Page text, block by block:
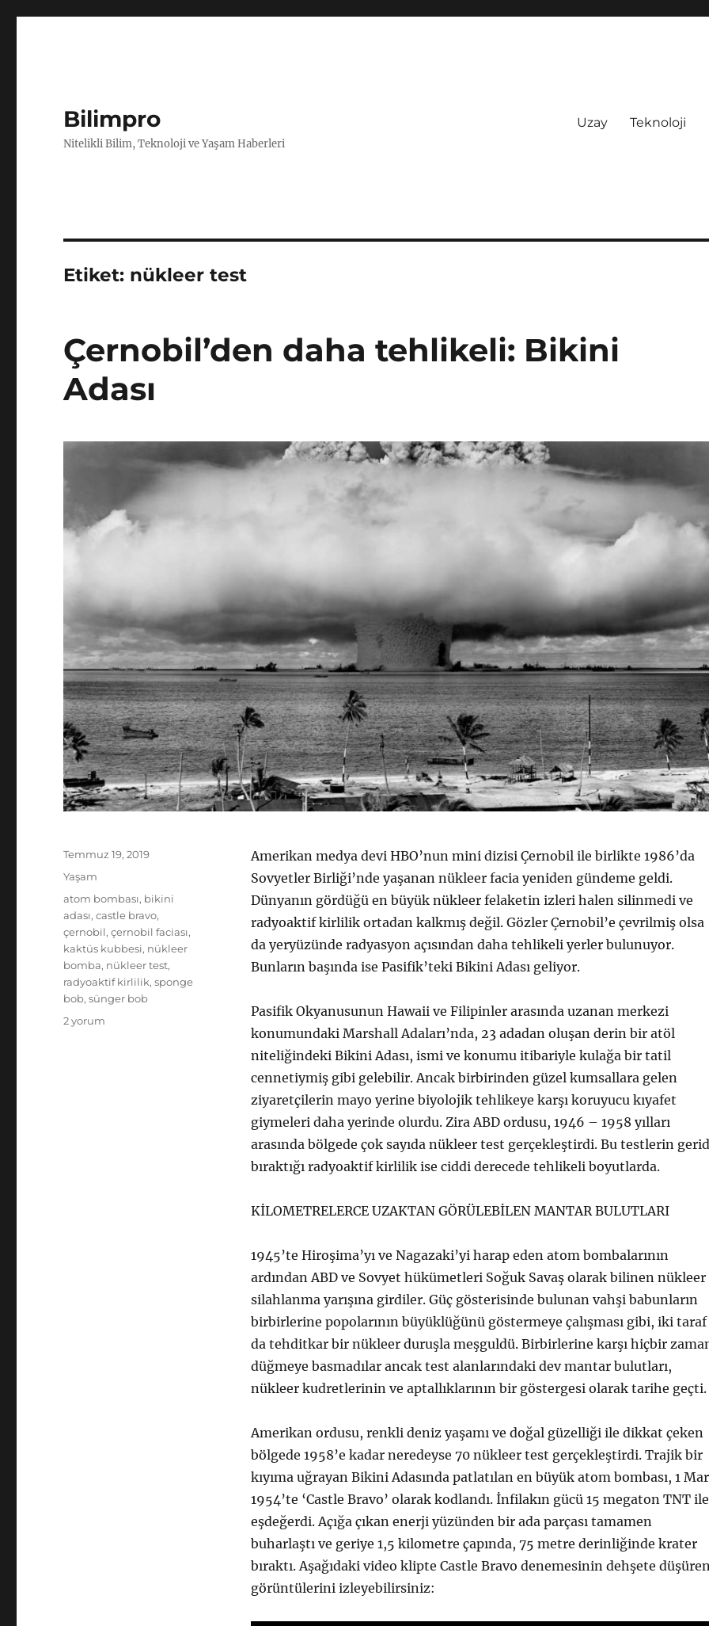
Bilimpro
Nitelikli Bilim, Teknoloji ve Yaşam Haberleri
Uzay Teknoloji
Etiket: nükleer test
Çernobil’den daha tehlikeli: Bikini
Adası
Amerikan medya devi HBO’nun mini dizisi Çernobil ile birlikte 1986’da
Sovyetler Birliği’nde yaşanan nükleer facia yeniden gündeme geldi.
Dünyanın gördüğü en büyük nükleer felaketin izleri halen silinmedi ve
radyoaktif kirlilik ortadan kalkmış değil. Gözler Çernobil’e çevrilmiş olsa
da yeryüzünde radyasyon açısından daha tehlikeli yerler bulunuyor.
Bunların başında ise Pasifik’teki Bikini Adası geliyor.
Pasifik Okyanusunun Hawaii ve Filipinler arasında uzanan merkezi
konumundaki Marshall Adaları’nda, 23 adadan oluşan derin bir atöl
niteliğindeki Bikini Adası, ismi ve konumu itibariyle kulağa bir tatil
cennetiymiş gibi gelebilir. Ancak birbirinden güzel kumsallara gelen
ziyaretçilerin mayo yerine biyolojik tehlikeye karşı koruyucu kıyafet
giymeleri daha yerinde olurdu. Zira ABD ordusu, 1946 – 1958 yılları
arasında bölgede çok sayıda nükleer test gerçekleştirdi. Bu testlerin
bıraktığı radyoaktif kirlilik ise ciddi derecede tehlikeli boyutlarda.
KİLOMETRELERCE UZAKTAN GÖRÜLEBİLEN MANTAR BULUTLARI
1945’te Hiroşima’yı ve Nagazaki’yi harap eden atom bombalarının
ardından ABD ve Sovyet hükümetleri Soğuk Savaş olarak bilinen nükleer
silahlanma yarışına girdiler. Güç gösterisinde bulunan vahşi babunların
birbirlerine popolarının büyüklüğünü göstermeye çalışması gibi, iki taraf
da tehditkar bir nükleer duruşla meşguldü. Birbirlerine karşı hiçbir
düğmeye basmadılar ancak test alanlarındaki dev mantar bulutları,
nükleer kudretlerinin ve aptallıklarının bir göstergesi olarak tarihe geçti.
Amerikan ordusu, renkli deniz yaşamı ve doğal güzelliği ile dikkat çeken
bölgede 1958’e kadar neredeyse 70 nükleer test gerçekleştirdi. Trajik bir
kıyıma uğrayan Bikini Adasında patlatılan en büyük atom bombası, 1
1954’te ‘Castle Bravo’ olarak kodlandı. İnfilakın gücü 15 megaton TNT ile
eşdeğerdi. Açığa çıkan enerji yüzünden bir ada parçası tamamen
buharlaştı ve geriye 1,5 kilometre çapında, 75 metre derinliğinde krater
bıraktı. Aşağıdaki video klipte Castle Bravo denemesinin dehşete
görüntülerini izleyebilirsiniz:
Yayın
Temmuz 19, 2019
Kategoriler
Yaşam
Etiketler
atom bombası, bikini
adası,castle bravo,
çernobil,çernobil faciası,
kaktüs kubbesi, nükleer
bomba, nükleer test,
radyoaktif kirlilik,sponge
bob,sünger bob
Çernobil’den
2 yorum